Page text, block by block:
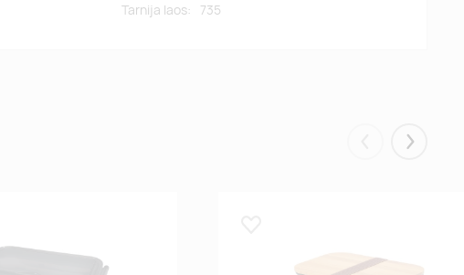
Tarnija laos: 735
Eelmised